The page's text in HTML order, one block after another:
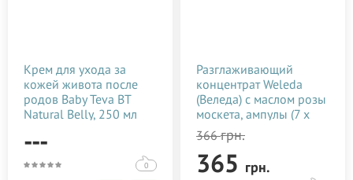
Крем для ухода за
кожей живота после
родов Baby Teva BT
Natural Belly, 250 мл
---
0
Разглаживающий
концентрат Weleda
(Веледа) с маслом розы
москета, ампулы (7 х
0,8 мл)
366грн.
365 грн.